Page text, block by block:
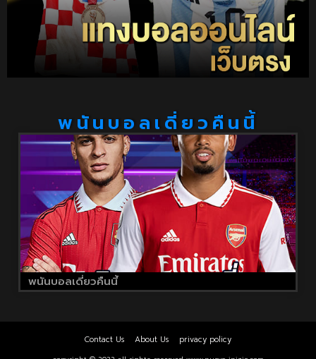
พนันบอลเดี่ยวคืนนี้
พนันบอลเดี่ยวคืนนี้
Contact Us About Us privacy policy